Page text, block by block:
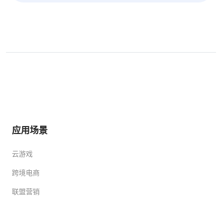
应用场景
云游戏
跨境电商
联盟营销